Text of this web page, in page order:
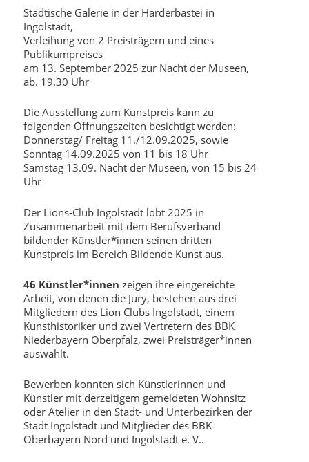
Städtische Galerie in der Harderbastei in
Ingolstadt,
Verleihung von 2 Preisträgern und eines
Publikumpreises
am 13. September 2025 zur Nacht der Museen,
ab. 19.30 Uhr
Die Ausstellung zum Kunstpreis kann zu
folgenden Öffnungszeiten besichtigt werden:
Donnerstag/ Freitag 11./12.09.2025, sowie
Sonntag 14.09.2025 von 11 bis 18 Uhr
Samstag 13.09. Nacht der Museen, von 15 bis 24
Uhr
Der Lions-Club Ingolstadt lobt 2025 in
Zusammenarbeit mit dem Berufsverband
bildender Künstler*innen seinen dritten
Kunstpreis im Bereich Bildende Kunst aus.
46 Künstler*innen zeigen ihre eingereichte
Arbeit, von denen die Jury, bestehen aus drei
Mitgliedern des Lion Clubs Ingolstadt, einem
Kunsthistoriker und zwei Vertretern des BBK
Niederbayern Oberpfalz, zwei Preisträger*innen
auswählt.
Bewerben konnten sich Künstlerinnen und
Künstler mit derzeitigem gemeldeten Wohnsitz
oder Atelier in den Stadt- und Unterbezirken der
Stadt Ingolstadt und Mitglieder des BBK
Oberbayern Nord und Ingolstadt e. V..